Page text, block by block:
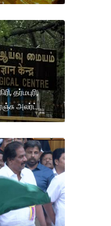
தர்மபுரி,
அலர்ட்.